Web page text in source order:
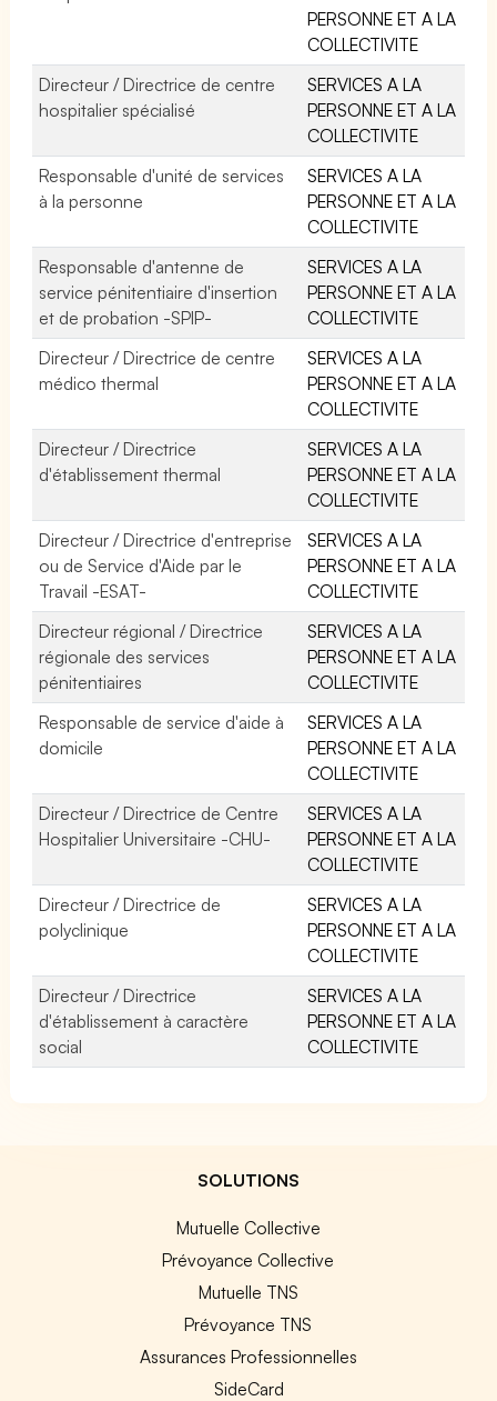
PERSONNE ET A LA
COLLECTIVITE
Directeur / Directrice de centre
hospitalier spécialisé
SERVICES A LA
PERSONNE ET A LA
COLLECTIVITE
Responsable d'unité de services
à la personne
SERVICES A LA
PERSONNE ET A LA
COLLECTIVITE
Responsable d'antenne de
service pénitentiaire d'insertion
et de probation -SPIP-
SERVICES A LA
PERSONNE ET A LA
COLLECTIVITE
Directeur / Directrice de centre
médico thermal
SERVICES A LA
PERSONNE ET A LA
COLLECTIVITE
Directeur / Directrice
d'établissement thermal
SERVICES A LA
PERSONNE ET A LA
COLLECTIVITE
Directeur / Directrice d'entreprise
ou de Service d'Aide par le
Travail -ESAT-
SERVICES A LA
PERSONNE ET A LA
COLLECTIVITE
Directeur régional / Directrice
régionale des services
pénitentiaires
SERVICES A LA
PERSONNE ET A LA
COLLECTIVITE
Responsable de service d'aide à
domicile
SERVICES A LA
PERSONNE ET A LA
COLLECTIVITE
Directeur / Directrice de Centre
Hospitalier Universitaire -CHU-
SERVICES A LA
PERSONNE ET A LA
COLLECTIVITE
Directeur / Directrice de
polyclinique
SERVICES A LA
PERSONNE ET A LA
COLLECTIVITE
Directeur / Directrice
d'établissement à caractère
social
SERVICES A LA
PERSONNE ET A LA
COLLECTIVITE
SOLUTIONS
Mutuelle Collective
Prévoyance Collective
Mutuelle TNS
Prévoyance TNS
Assurances Professionnelles
SideCard